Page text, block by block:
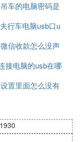
人能
车的电脑密码是
什么
行车电脑usb口u
盘不识别
信收款怎么没声
音
接电脑的usb在哪
里设置
置里面怎么没有